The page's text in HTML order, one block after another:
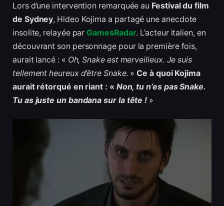
Lors d’une intervention remarquée au Festival du film
de Sydney, Hideo Kojima a partagé une anecdote
insolite, relayée par GamesRadar. L’acteur italien, en
découvrant son personnage pour la première fois,
aurait lancé : « Oh, Snake est merveilleux. Je suis
tellement heureux d’être Snake. »Ce à quoi Kojima
aurait rétorqué en riant : « Non, tu n’es pas Snake.
Tu as juste un bandana sur la tête ! »